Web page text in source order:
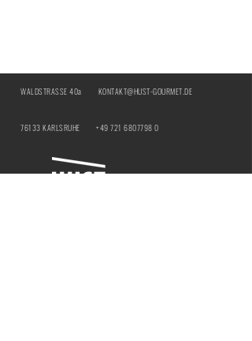
WALDSTRASSE 40a KONTAKT@HUST-GOURMET.DE
76133 KARLSRUHE +49 721 6807798 0